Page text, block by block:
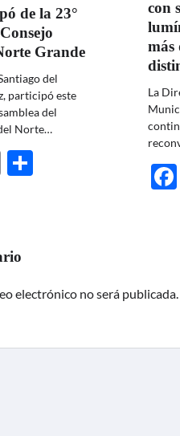
de la 23°
Grande
del
participó este
del
Norte…
Email
con
más
La
electrónico no será publicada.